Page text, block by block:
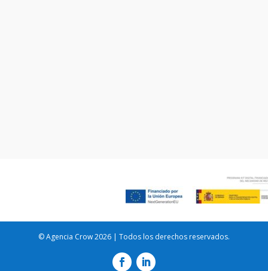
© Agencia Crow 2026 | Todos los derechos reservados.